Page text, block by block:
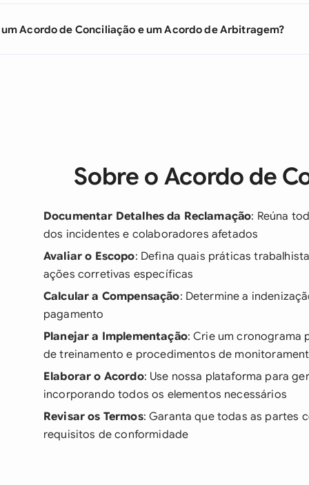
Acordo de Conciliação e um Acordo de Arbitragem?
Sobre o Acordo de
Documentar Detalhes da Reclamação: Reúna
dos incidentes e colaboradores afetados
Avaliar o Escopo: Defina quais práticas
ações corretivas específicas
Calcular a Compensação: Determine a
pagamento
Planejar a Implementação: Crie um cronograma
de treinamento e procedimentos de
Elaborar o Acordo: Use nossa plataforma para
incorporando todos os elementos necessários
Revisar os Termos: Garanta que todas as partes
requisitos de conformidade